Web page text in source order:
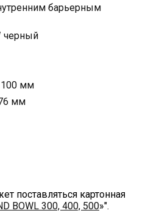
барьерным
черный
100 мм
мм
поставляться картонная
BOWL 300, 400, 500»".